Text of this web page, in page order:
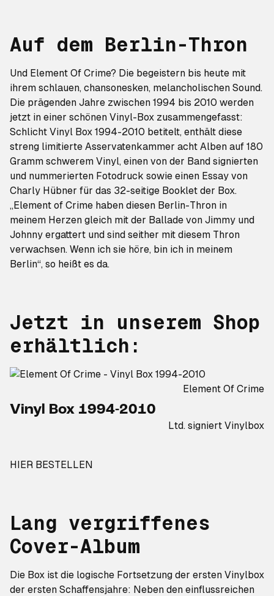
Auf dem Berlin-Thron
Und Element Of Crime? Die begeistern bis heute mit
ihrem schlauen, chansonesken, melancholischen Sound.
Die prägenden Jahre zwischen 1994 bis 2010 werden
jetzt in einer schönen Vinyl-Box zusammengefasst:
Schlicht Vinyl Box 1994-2010 betitelt, enthält diese
streng limitierte Asservatenkammer acht Alben auf 180
Gramm schwerem Vinyl, einen von der Band signierten
und nummerierten Fotodruck sowie einen Essay von
Charly Hübner für das 32-seitige Booklet der Box.
„Element of Crime haben diesen Berlin-Thron in
meinem Herzen gleich mit der Ballade von Jimmy und
Johnny ergattert und sind seither mit diesem Thron
verwachsen. Wenn ich sie höre, bin ich in meinem
Berlin“, so heißt es da.
Jetzt in unserem Shop
erhältlich:
Element Of Crime
Vinyl Box 1994-2010
Ltd. signiert Vinylbox
HIER BESTELLEN
Lang vergriffenes
Cover-Album
Die Box ist die logische Fortsetzung der ersten Vinylbox
der ersten Schaffensjahre: Neben den einflussreichen